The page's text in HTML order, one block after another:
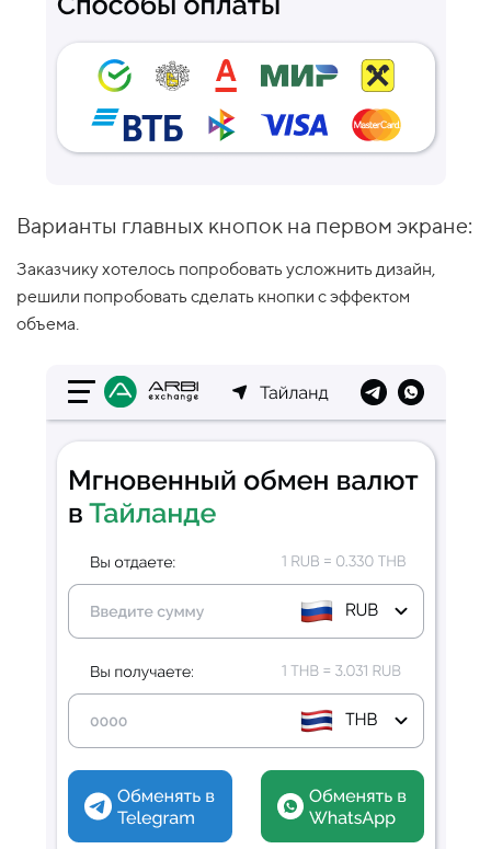
Варианты главных кнопок на первом экране:
Заказчику хотелось попробовать усложнить дизайн,
решили попробовать сделать кнопки с эффектом
объема.